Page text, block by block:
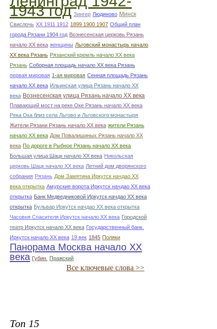
1943 год Зингер Людиново Минск
Свислочь XX 1911 1912 1899 1900 1907 Общий план
города Рязани 1904 год Вознесенская церковь Рязань
начало ХХ века женщины Льговский монастырь начало
ХХ века Рязань Рязанский кремль начало ХХ века
Рязань Соборная площадь начало ХХ века Рязань
первая мировая 1-ая мировая Сенная площадь Рязань
начало ХХ века Ильинская улица Рязань начало ХХ
века Вознесенская улица Рязань начало ХХ века
Плавающий мост на реке Оке Рязань начало ХХ века
Река Ока близ села Льгово и Льговского монастыря
Жители Рязани Рязань начало ХХ века жители Рязань
начало ХХ века Дом Повалишиных Рязань начало ХХ
века По дороге в Рыбное Рязань начало ХХ века
Большая улица Шацк начало ХХ века Никольская
церковь Шацк начало ХХ века Летний дом дворянского
собрания Рязань Дом Замятина Иркутск начдао ХХ
века открытка Амурские ворота Иркутск начдао ХХ века
открытка Банк Медведниковой Иркутск начдао ХХ века
открытка Бульвар Иркутск начдао ХХ века открытка
Часовня Спасителя Иркутск начало ХХ века Городской
театр Иркутск начало ХХ века Государственный банк.
Иркутск начало ХХ века 19 век 1845 Поляки
Панорама Москва начало ХХ
века Губин. Пражский
Все ключевые слова >>
Топ 15